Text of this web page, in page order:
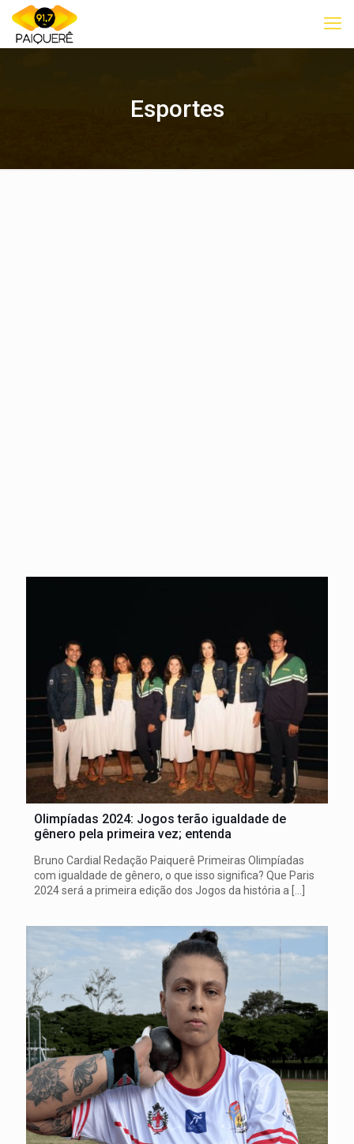
Esportes
Olimpíadas 2024: Jogos terão igualdade de
gênero pela primeira vez; entenda
Bruno Cardial Redação Paiquerê Primeiras Olimpíadas
com igualdade de gênero, o que isso significa? Que Paris
2024 será a primeira edição dos Jogos da história a […]